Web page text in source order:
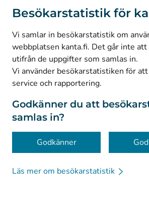
Besökarstatistik för
Vi samlar in besökarstatistik om
webbplatsen kanta.fi. Det går inte
utifrån de uppgifter som samlas in.
Vi använder besökarstatistiken för
service och rapportering.
Godkänner du att
samlas in?
Godkänner
Läs mer om besökarstatistik
LinkedIn(Avautuu uuteen välilehteen)
Facebook
Avautuu uuteen välilehteen)
© Kanta-Palvelut, Kansaneläkelaitos
Dataskydd
Om webbplatsen
Tillgänglighet
Kakor